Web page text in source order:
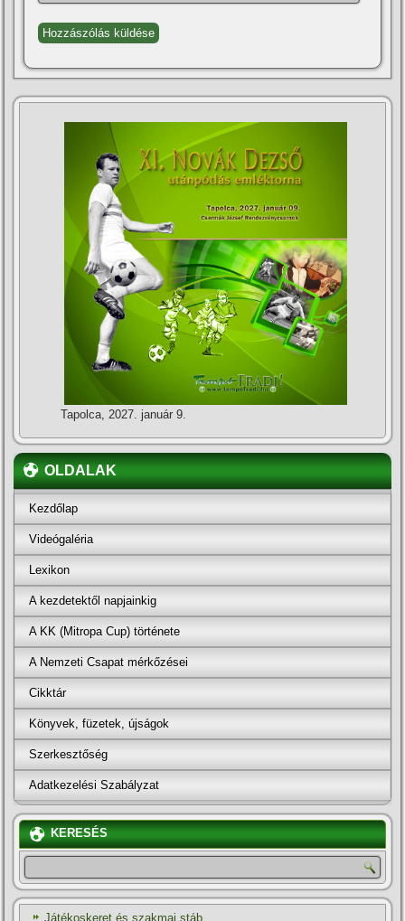
Tapolca, 2027. január 9.
OLDALAK
Kezdőlap
Videógaléria
Lexikon
A kezdetektől napjainkig
A KK (Mitropa Cup) története
A Nemzeti Csapat mérkőzései
Cikktár
Könyvek, füzetek, újságok
Szerkesztőség
Adatkezelési Szabályzat
KERESÉS
Játékoskeret és szakmai stáb